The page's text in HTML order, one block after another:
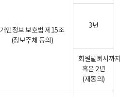
개인정보 보호법 제15조
(정보주체 동의)
3년
회원탈퇴시까
혹은 2년
(재동의)